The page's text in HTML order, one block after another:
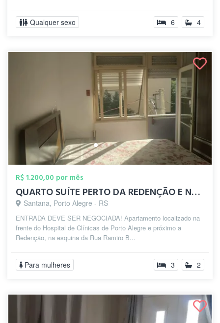
Qualquer sexo 6 4
R$ 1.200,00 por mês
QUARTO SUÍTE PERTO DA REDENÇÃO E NA FREN...
Santana, Porto Alegre - RS
ENTRADA DEVE SER NEGOCIADA! Apartamento localizado na
frente do Hospital de Clínicas de Porto Alegre e próximo a
Redenção, na esquina da Rua Ramiro B...
Para mulheres 3 2